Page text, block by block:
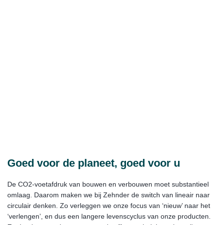
Goed voor de planeet, goed voor u
De CO2-voetafdruk van bouwen en verbouwen moet substantieel
omlaag. Daarom maken we bij Zehnder de switch van lineair naar
circulair denken. Zo verleggen we onze focus van ‘nieuw’ naar het
‘verlengen’, en dus een langere levenscyclus van onze producten.